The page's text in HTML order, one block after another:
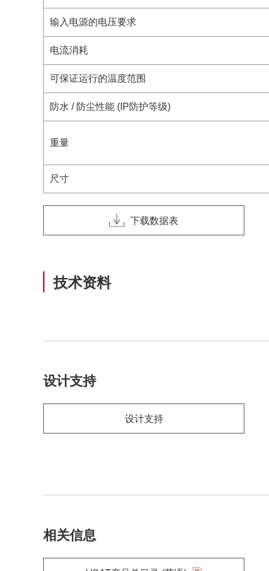
输入电源的电压要求
电流消耗
可保证运行的温度范围
防水 / 防尘性能 (IP防护等级)
重量
尺寸
下载数据表
技术资料
设计支持
设计支持
相关信息